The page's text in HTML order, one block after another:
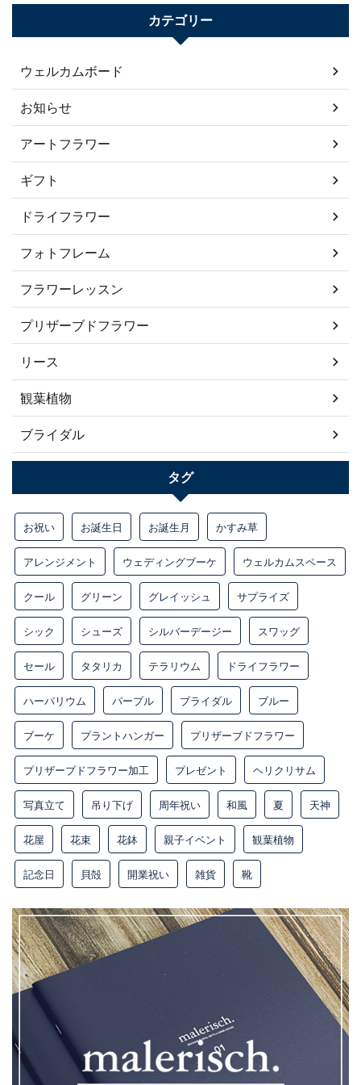
カテゴリー
ウェルカムボード
お知らせ
アートフラワー
ギフト
ドライフラワー
フォトフレーム
フラワーレッスン
プリザーブドフラワー
リース
観葉植物
ブライダル
タグ
お祝い お誕生日 お誕生月 かすみ草
アレンジメント ウェディングブーケ ウェルカムスペース
クール グリーン グレイッシュ サプライズ
シック シューズ シルバーデージー スワッグ
セール タタリカ テラリウム ドライフラワー
ハーバリウム パープル ブライダル ブルー
ブーケ プラントハンガー プリザーブドフラワー
プリザーブドフラワー加工 プレゼント ヘリクリサム
写真立て 吊り下げ 周年祝い 和風 夏 天神
花屋 花束 花鉢 親子イベント 観葉植物
記念日 貝殻 開業祝い 雑貨 靴